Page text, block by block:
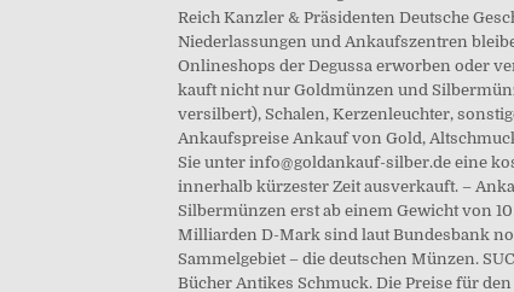
Reich Kanzler & Präsidenten Deutsche
Niederlassungen und Ankaufszentren
Onlineshops der Degussa erworben oder
kauft nicht nur Goldmünzen und
versilbert), Schalen, Kerzenleuchter,
Ankaufspreise Ankauf von Gold,
Sie unter info@goldankauf-silber.de eine
innerhalb kürzester Zeit ausverkauft. –
Silbermünzen erst ab einem Gewicht von
Milliarden D-Mark sind laut Bundesbank
Sammelgebiet – die deutschen Münzen.
Bücher Antikes Schmuck. Die Preise für